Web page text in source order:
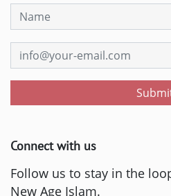
Connect with us
Follow us to stay in the
New Age Islam.